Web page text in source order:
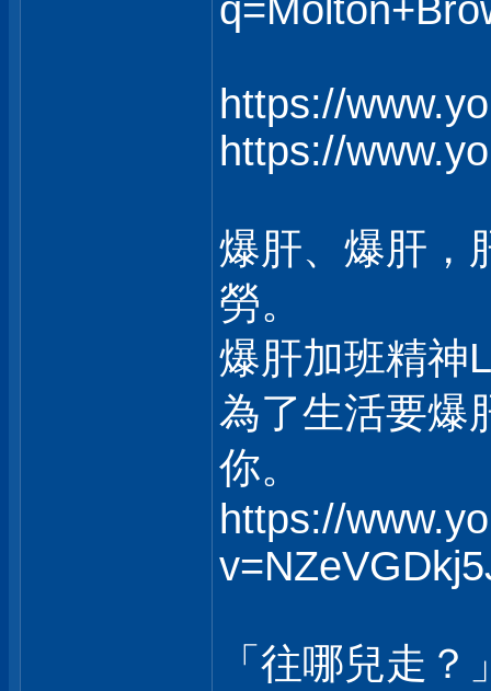
https://
https://
爆肝、爆肝，
勞。
爆肝加班精神
為了生活要爆
你。
https://
「往哪兒走？